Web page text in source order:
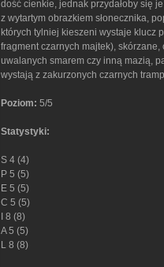
dość cienkie, jednak przydałoby się
z wytartym obrazkiem słonecznika,
których tylniej kieszeni wystaje klucz
fragment czarnych majtek),
uwalanych smarem czy inną mazią,
wystają z zakurzonych czarnych
Poziom: 5/5
Statystyki:
S 4 (4)
P 5 (5)
E 5 (5)
C 5 (5)
I 8 (8)
A 5 (5)
L 8 (8)